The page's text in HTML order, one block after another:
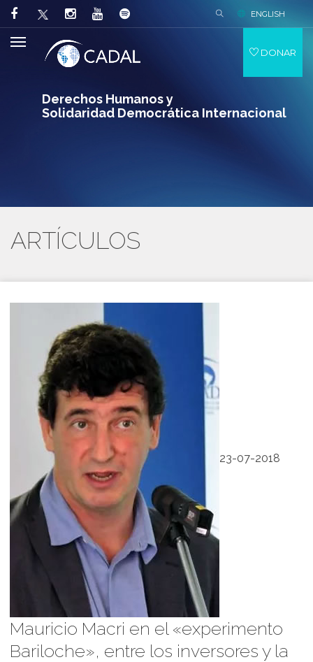
Derechos Humanos y
Solidaridad Democrática Internacional
ENGLISH
DONAR
ARTÍCULOS
23-07-2018
Mauricio Macri en el «experimento
Bariloche», entre los inversores y la